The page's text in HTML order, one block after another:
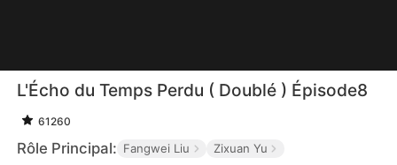
L'Écho du Temps Perdu ( Doublé ) Épisode8
61260
Rôle Principal: Fangwei Liu Zixuan Yu